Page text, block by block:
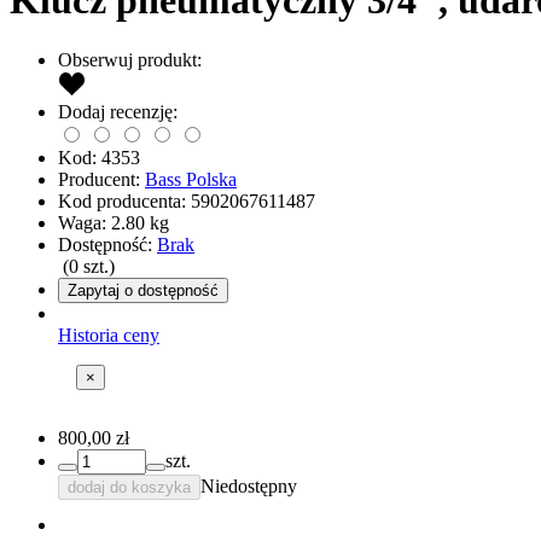
Obserwuj produkt:
Dodaj recenzję:
Kod: 4353
Producent: Bass Polska
Kod producenta: 5902067611487
Waga: 2.80 kg
Dostępność: Brak
(0 szt.)
Zapytaj o dostępność
Historia ceny
×
800,00 zł
szt.
dodaj do koszyka Niedostępny